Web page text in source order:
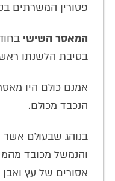
פטורין המשרתים
המאסר השישי
בסיבת הלשנתו ראש
אמנם כולם היו
הנכבד מכולם.
בנוהג שבעולם
והנמשל מכובד
אסורים של עץ ואבן